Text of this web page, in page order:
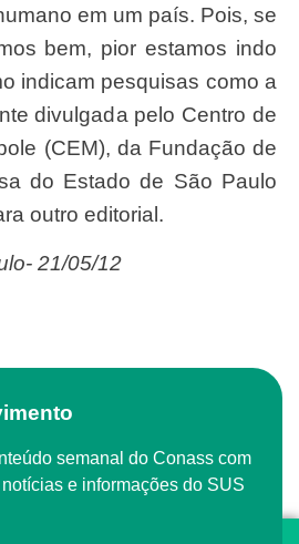
em um país. Pois, se
bem, pior estamos indo
indicam pesquisas como a
divulgada pelo Centro de
(CEM), da Fundação de
do Estado de São Paulo
outro editorial.
21/05/12
e informações do SUS